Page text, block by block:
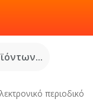
περιοδικό